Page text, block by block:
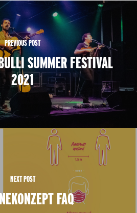
PREVIOUS POST
SUMMER FESTIVAL
2021
NEXT POST
FAQ